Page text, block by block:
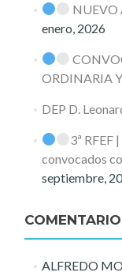
NUEVO
enero, 2026
ORDINARIA
DEP D.
3ª RFEF
convocados
septiembre,
ALFREDO